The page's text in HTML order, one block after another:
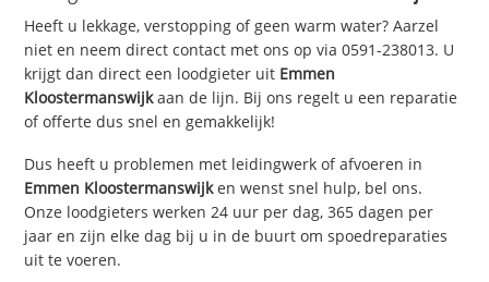
Heeft u lekkage, verstopping of geen warm water? Aarzel
niet en neem direct contact met ons op via 0591-238013. U
krijgt dan direct een loodgieter uit Emmen
Kloostermanswijkaan de lijn. Bij ons regelt u een reparatie
of offerte dus snel en gemakkelijk!
Dus heeft u problemen met leidingwerk of afvoeren in
Emmen Kloostermanswijken wenst snel hulp, bel ons.
Onze loodgieters werken 24 uur per dag, 365 dagen per
jaar en zijn elke dag bij u in de buurt om spoedreparaties
uit te voeren.